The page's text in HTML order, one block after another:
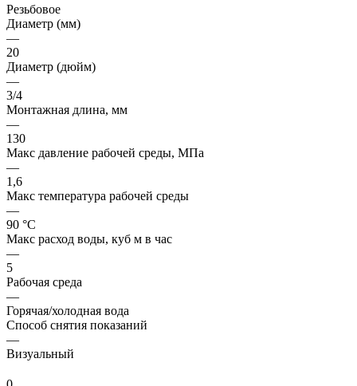
Резьбовое
Диаметр (мм)
—
20
Диаметр (дюйм)
—
3/4
Монтажная длина, мм
—
130
Макс давление рабочей среды, МПа
—
1,6
Макс температура рабочей среды
—
90 °С
Макс расход воды, куб м в час
—
5
Рабочая среда
—
Горячая/холодная вода
Способ снятия показаний
—
Визуальный